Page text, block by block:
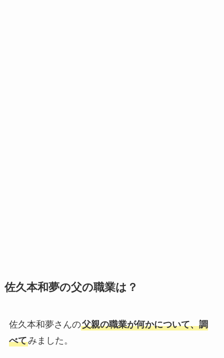
佐久本和夢の父の職業は？
佐久本和夢さんの父親の職業が何かについて、調
べてみました。